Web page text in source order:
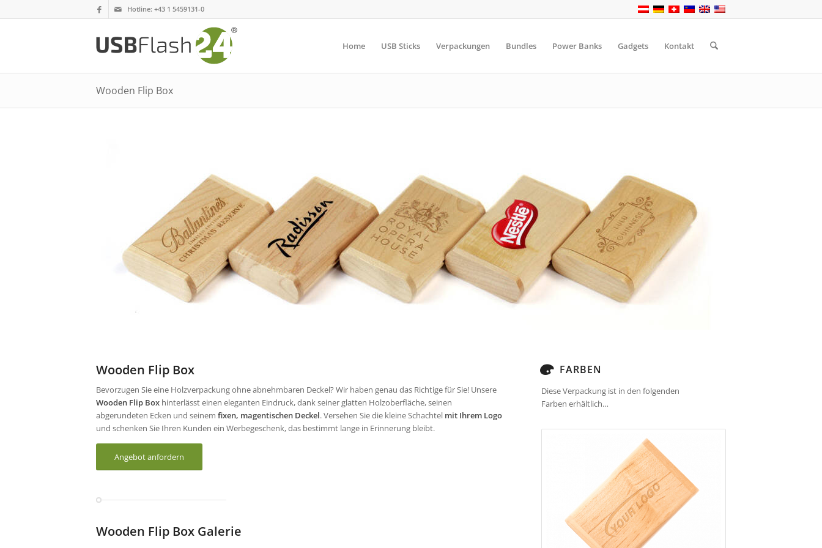
Hotline: +43 1 5459131-0
Home USB Sticks Verpackungen Bundles Power Banks Gadgets Kontakt
Wooden Flip Box
Wooden Flip Box
Bevorzugen Sie eine Holzverpackung ohne abnehmbaren Deckel? Wir haben genau das Richtige für Sie! Unsere
Wooden Flip Box hinterlässt einen eleganten Eindruck, dank seiner glatten Holzoberfläche, seinen
abgerundeten Ecken und seinem fixen, magentischen Deckel. Versehen Sie die kleine Schachtel mit Ihrem Logo
und schenken Sie Ihren Kunden ein Werbegeschenk, das bestimmt lange in Erinnerung bleibt.
Angebot anfordern
Wooden Flip Box Galerie
FARBEN
Diese Verpackung ist in den folgenden
Farben erhältlich…